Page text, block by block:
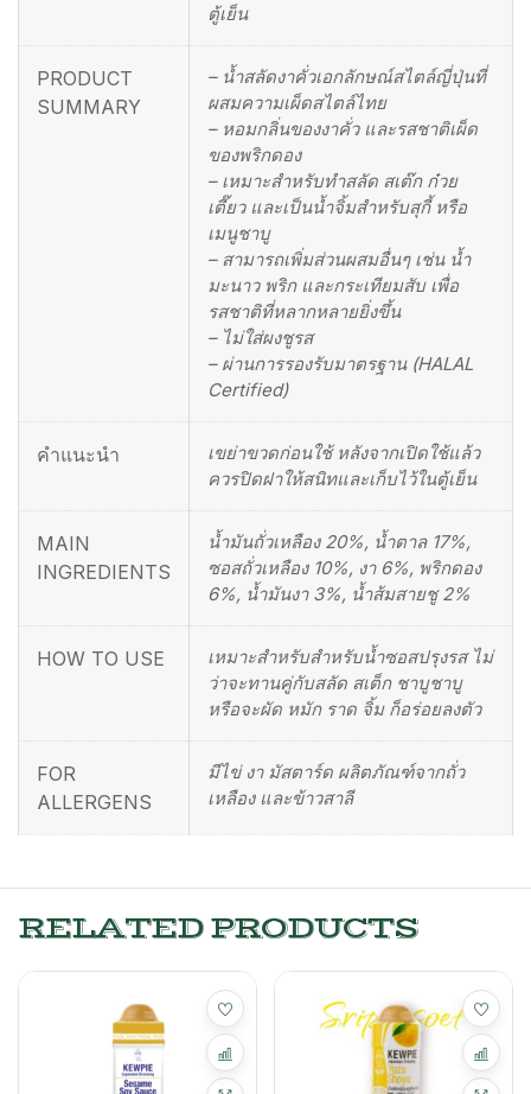
ตู้เย็น
PRODUCT
SUMMARY
– น้ำสลัดงาคั่วเอกลักษณ์สไตล์ญี่ปุ่นที่
ผสมความเผ็ดสไตล์ไทย
– หอมกลิ่นของงาคั่ว และรสชาติเผ็ด
ของพริกดอง
– เหมาะสำหรับทำสลัด สเต๊ก ก๋วย
เตี๊ยว และเป็นน้ำจิ้มสำหรับสุกี้ หรือ
เมนูชาบู
– สามารถเพิ่มส่วนผสมอื่นๆ เช่น น้ำ
มะนาว พริก และกระเทียมสับ เพื่อ
รสชาติที่หลากหลายยิ่งขึ้น
– ไม่ใส่ผงชูรส
– ผ่านการรองรับมาตรฐาน (HALAL
Certified)
คำแนะนำ
เขย่าขวดก่อนใช้ หลังจากเปิดใช้แล้ว
ควรปิดฝาให้สนิทและเก็บไว้ในตู้เย็น
MAIN
INGREDIENTS
น้ำมันถั่วเหลือง 20%, น้ำตาล 17%,
ซอสถั่วเหลือง 10%, งา 6%, พริกดอง
6%, น้ำมันงา 3%, น้ำส้มสายชู 2%
HOW TO USE
เหมาะสำหรับสำหรับน้ำซอสปรุงรส ไม่
ว่าจะทานคู่กับสลัด สเต็ก ชาบูชาบู
หรือจะผัด หมัก ราด จิ้ม ก็อร่อยลงตัว
FOR
ALLERGENS
มีไข่ งา มัสตาร์ด ผลิตภัณฑ์จากถั่ว
เหลือง และข้าวสาลี
RELATED PRODUCTS